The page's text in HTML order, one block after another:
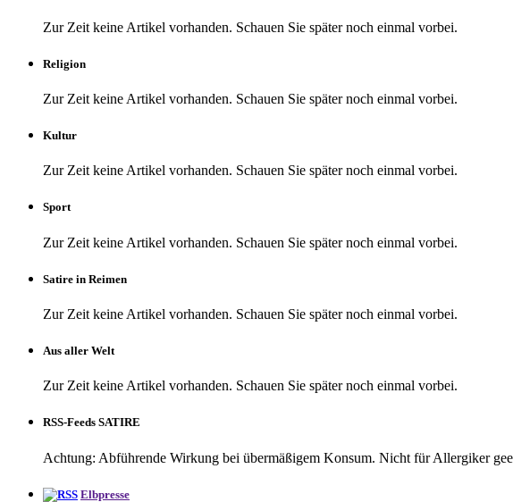
Zur Zeit keine Artikel vorhanden. Schauen Sie später noch einmal vorbei.
Religion
Zur Zeit keine Artikel vorhanden. Schauen Sie später noch einmal vorbei.
Kultur
Zur Zeit keine Artikel vorhanden. Schauen Sie später noch einmal vorbei.
Sport
Zur Zeit keine Artikel vorhanden. Schauen Sie später noch einmal vorbei.
Satire in Reimen
Zur Zeit keine Artikel vorhanden. Schauen Sie später noch einmal vorbei.
Aus aller Welt
Zur Zeit keine Artikel vorhanden. Schauen Sie später noch einmal vorbei.
RSS-Feeds SATIRE
Achtung: Abführende Wirkung bei übermäßigem Konsum. Nicht für Allergiker
Elbpresse